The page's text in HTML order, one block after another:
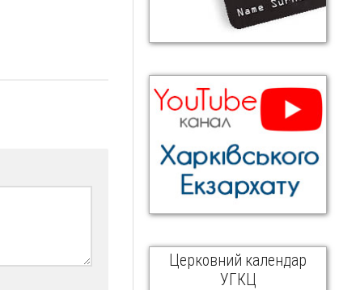
Церковний календар
УГКЦ